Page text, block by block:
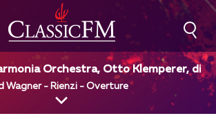
Orchestra, Otto Klemperer, dir
Wagner - Rienzi - Overture